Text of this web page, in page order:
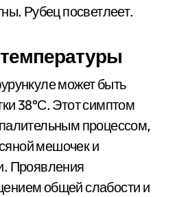
Рубец посветлеет.
может быть
38°С. Этот симптом
процессом,
мешочек и
Проявления
общей слабости и